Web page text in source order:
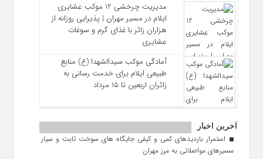
مدیریت چرخشی 12 موکب‌ عشایری
ایلام در مسیر مهران | پذیرایی روزانه از
هزاران زائر با غذای گرم و سوغات
عشایری
آمادگی موکب سیدالشهدا (ع) منابع
طبیعی ایلام برای خدمت‌ رسانی به
زائران اربعین تا ۱۵ مرداد
آخرین اخبار
استمرار بازدیدهای کمی و کیفی جایگاه‌ های سوخت ثابت و سیار
مسیرهای مواصلاتی به مرز مهران